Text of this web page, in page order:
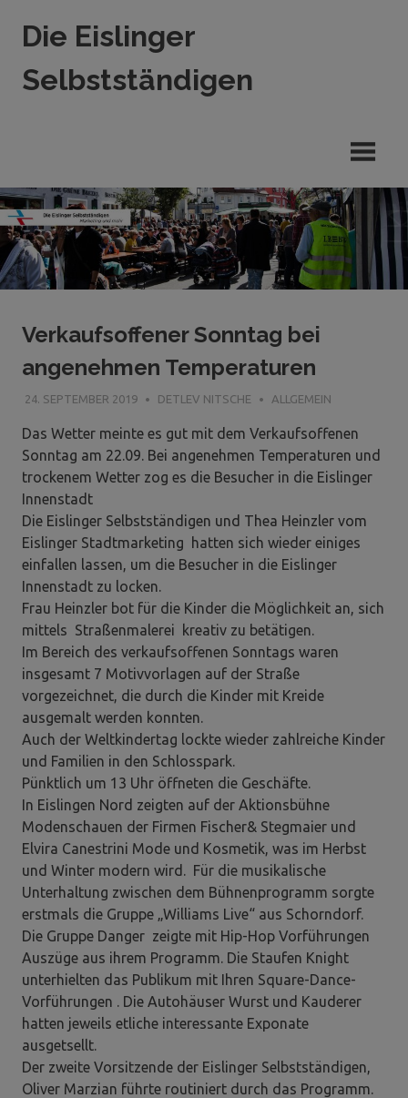
InhaltDie Eislinger
Selbstständigen
in
Hande,
Handwerk
und
Dienstleistung
Verkaufsoffener Sonntag bei
angenehmen Temperaturen
24. SEPTEMBER 2019 DETLEV NITSCHE ALLGEMEIN
Das Wetter meinte es gut mit dem Verkaufsoffenen
Sonntag am 22.09. Bei angenehmen Temperaturen und
trockenem Wetter zog es die Besucher in die Eislinger
Innenstadt
Die Eislinger Selbstständigen und Thea Heinzler vom
Eislinger Stadtmarketing hatten sich wieder einiges
einfallen lassen, um die Besucher in die Eislinger
Innenstadt zu locken.
Frau Heinzler bot für die Kinder die Möglichkeit an, sich
mittels Straßenmalerei kreativ zu betätigen.
Im Bereich des verkaufsoffenen Sonntags waren
insgesamt 7 Motivvorlagen auf der Straße
vorgezeichnet, die durch die Kinder mit Kreide
ausgemalt werden konnten.
Auch der Weltkindertag lockte wieder zahlreiche Kinder
und Familien in den Schlosspark.
Pünktlich um 13 Uhr öffneten die Geschäfte.
In Eislingen Nord zeigten auf der Aktionsbühne
Modenschauen der Firmen Fischer& Stegmaier und
Elvira Canestrini Mode und Kosmetik, was im Herbst
und Winter modern wird. Für die musikalische
Unterhaltung zwischen dem Bühnenprogramm sorgte
erstmals die Gruppe „Williams Live“ aus Schorndorf.
Die Gruppe Danger zeigte mit Hip-Hop Vorführungen
Auszüge aus ihrem Programm. Die Staufen Knight
unterhielten das Publikum mit Ihren Square-Dance-
Vorführungen . Die Autohäuser Wurst und Kauderer
hatten jeweils etliche interessante Exponate
ausgetsellt.
Der zweite Vorsitzende der Eislinger Selbstständigen,
Oliver Marzian führte routiniert durch das Programm.